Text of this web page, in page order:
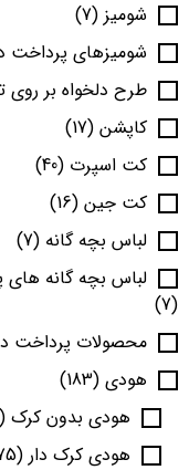
شومیز (7)
شومیزهای پرداخت
طرح دلخواه بر روی
کاپشن (17)
کت اسپرت (40)
کت جین (16)
لباس بچه گانه (7)
لباس بچه گانه
(7)
محصولات پرداخت
هودی (183)
هودی بدون کرک (4)
هودی کرک دار (175)